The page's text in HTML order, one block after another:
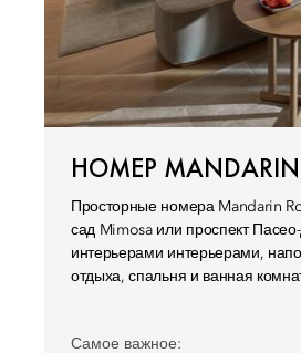
НОМЕР MANDARIN
Просторные номера Mandarin
сад Mimosa или проспект
интерьерами интерьерами,
отдыха, спальня и ванная
Самое важное: